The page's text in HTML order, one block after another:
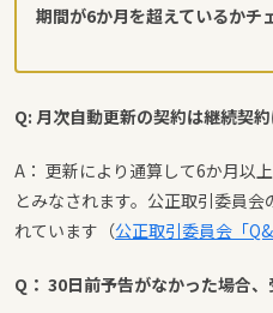
期間が6か月を超えているかチ
Q: 月次自動更新の契約は継続契
A： 更新により通算して6か月以
とみなされます。公正取引委員
れています（公正取引委員会「
Q： 30日前予告がなかった場合